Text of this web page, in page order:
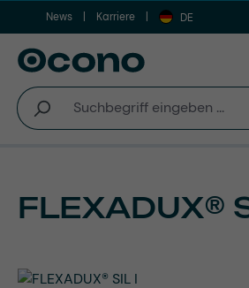
Zum Hauptinhalt springen
News Karriere DE
FLEXADUX®